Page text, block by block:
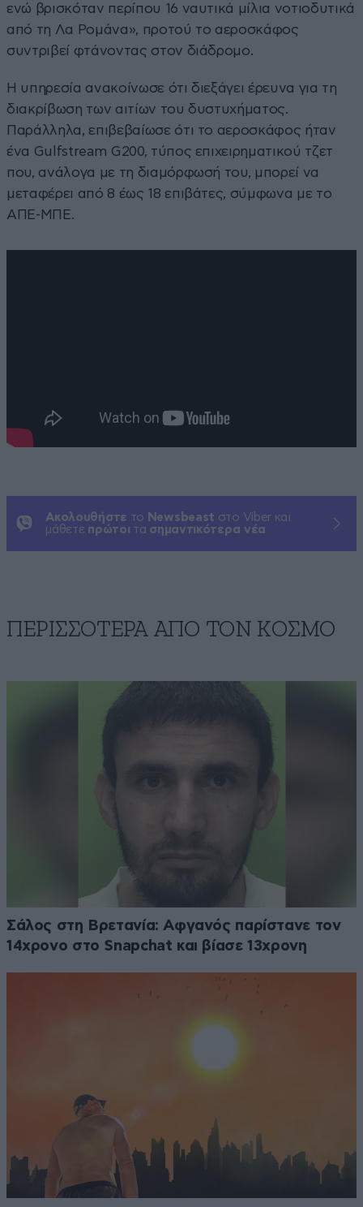
ενώ βρισκόταν περίπου 16 ναυτικά μίλια νοτιοδυτικά
από τη Λα Ρομάνα», προτού το αεροσκάφος
συντριβεί φτάνοντας στον διάδρομο.
Η υπηρεσία ανακοίνωσε ότι διεξάγει έρευνα για τη
διακρίβωση των αιτίων του δυστυχήματος.
Παράλληλα, επιβεβαίωσε ότι το αεροσκάφος ήταν
ένα Gulfstream G200, τύπος επιχειρηματικού τζετ
που, ανάλογα με τη διαμόρφωσή του, μπορεί να
μεταφέρει από 8 έως 18 επιβάτες, σύμφωνα με το
ΑΠΕ-ΜΠΕ.
Ακολουθήστε το Newsbeast στο Viber και
μάθετε πρώτοι τα σημαντικότερα νέα
ΠΕΡΙΣΣΟΤΕΡΑ ΑΠΟ ΤΟΝ ΚΟΣΜΟ
Σάλος στη Βρετανία: Αφγανός παρίστανε τον
14χρονο στο Snapchat και βίασε 13χρονη